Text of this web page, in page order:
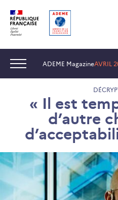
au
contenu
au
menu
des
cookies
Navigation :ADEME MagazineAVRIL
« Il est
d’autre